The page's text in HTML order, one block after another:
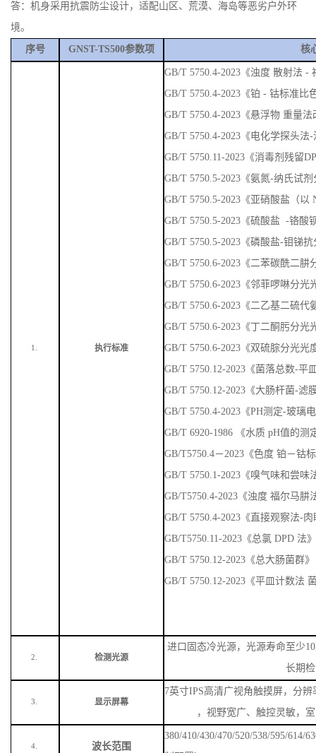
供水方式。
问：仪器耐造性如何？
答：机身采用抗震防尘设计，适配山区、荒漠、海岛等恶劣户外环
核
GB/T 5750.4-2023《浊度 散射法
GB/T 5750.4-2023《铂 - 钴标准比
GB/T 5750.4-2023《悬浮物 重量法
GB/T 5750.4-2023《电化学探头法
GB/T 5750.11-2023《消毒剂残留
GB/T 5750.5-2023《氨氮-纳氏试
GB/T 5750.5-2023《亚硝酸盐（
GB/T 5750.5-2023《硫酸盐 -铬酸
GB/T 5750.5-2023《磷酸盐-钼锑
GB/T 5750.6-2023《二苯碳酰二
GB/T 5750.6-2023《邻菲啰啉分光
GB/T 5750.6-2023《二乙基二硫
GB/T 5750.6-2023《丁二酮肟分光
GB/T 5750.6-2023《双硫腙分光光
GB/T 5750.12-2023《菌落总数-平
GB/T 5750.12-2023《大肠杆菌-滤
GB/T 5750.4-2023《PH测定-玻璃
GB/T 6920-1986 《水质 pH值的测
GB/T5750.4－2023《色度 铂－钴
GB/T 5750.1-2023《嗅气味和尝味
GB/T5750.4-2023《浊度 福尔马肼
GB/T 5750.4-2023《直接观察法-
GB/T5750.11-2023《总氯 DPD 法
2. 检测光源
进口固态冷光源，光源寿命至少
长期
3. 显示屏幕
7英寸IPS高清广视角触摸屏，分